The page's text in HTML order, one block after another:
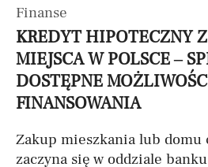
Finanse
KREDYT HIPOTECZNY
MIEJSCA W POLSCE –
DOSTĘPNE
FINANSOWANIA
Zakup mieszkania lub domu
zaczyna się w oddziale